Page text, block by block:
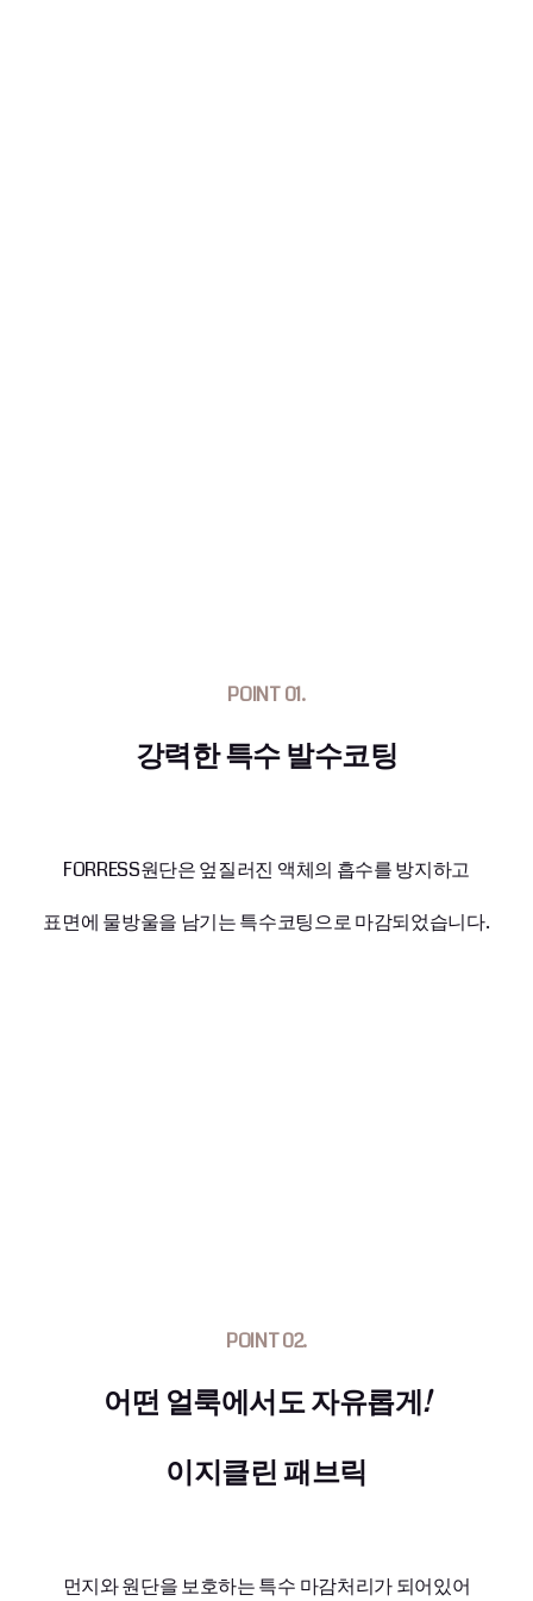
POINT 01.
강력한 특수 발수코팅
FORRESS원단은 엎질러진 액체의 흡수를 방지하고
표면에 물방울을 남기는 특수코팅으로 마감되었습니다.
POINT 02.
어떤 얼룩에서도 자유롭게!
이지클린 패브릭
먼지와 원단을 보호하는 특수 마감처리가 되어있어